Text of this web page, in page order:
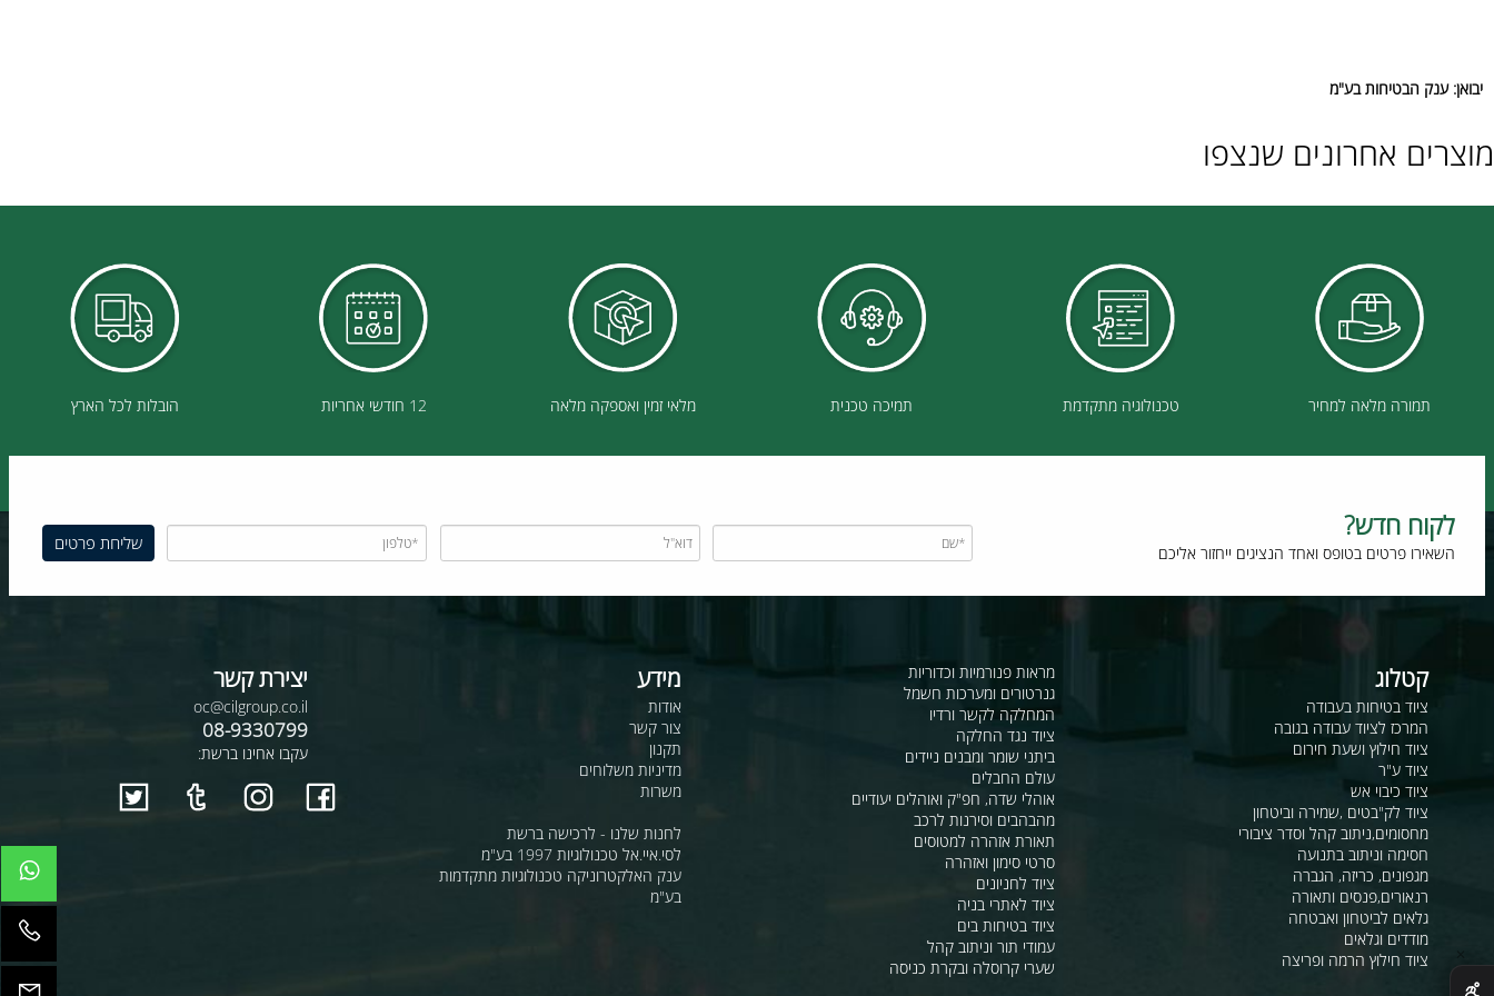
אחרונים שנצפו
תמורה מלאה למחיר טכנולוגיה מתקדמת תמיכה טכנית מלאי זמין ואספקה מלאה 12 חודשי אחריות הובלות לכל הארץ
חדש?
פרטים בטופס ואחד הנציגים ייחזור אליכם
ציוד בטיחות בעבודה
המרכז לציוד עבודה בגובה
ציוד חילוץ ושעת חירום
ציוד כיבוי אש
ציוד לק"בטים ,שמירה וביטחון
מחסומים,ניתוב קהל וסדר ציבורי
חסימה וניתוב בתנועה
מגפונים, כריזה, הגברה
רנאורים,פנסים ותאורה
מראות פנורמיות וכדוריות
גנרטורים ומערכות חשמל
המחלקה לקשר ורדיו
ציוד נגד החלקה
ביתני שומר ומבנים ניידים
עולם החבלים
אוהלי שדה, חפ"ק ואוהלים יעודיים
מהבהבים וסירנות לרכב
תאורת אזהרה למטוסים
סרטי סימון ואזהרה
ציוד לחניונים
ציוד לאתרי בניה
מידע
אודות
צור קשר
מדיניות משלוחים
משרות
לחנות שלנו - לרכישה ברשת
יצירת קשר
08-9330799